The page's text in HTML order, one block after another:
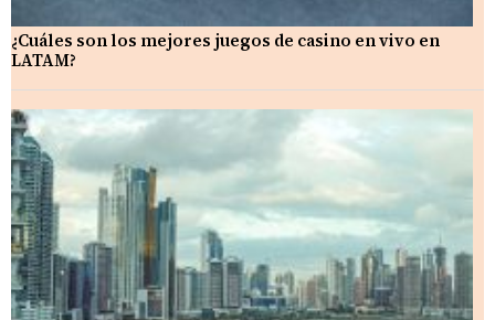
¿Cuáles son los mejores juegos de casino en vivo en
LATAM?